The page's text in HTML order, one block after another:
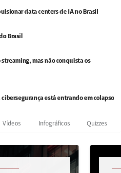
data centers de IA no Brasil
Brasil
mas não conquista os
está entrando em colapso
Vídeos Infográficos Quizzes